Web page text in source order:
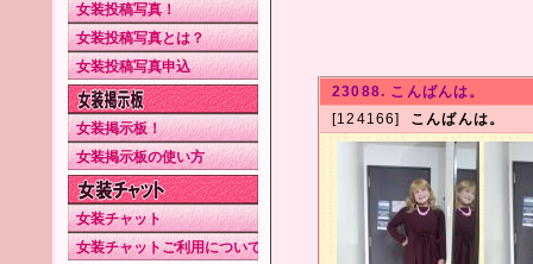
女装投稿写真！
女装投稿写真とは？
女装投稿写真申込
女装掲示板！
女装掲示板の使い方
女装チャット
女装チャットご利用について
23088. こんばんは。
[124166] こんばんは。